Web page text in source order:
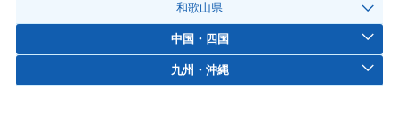
和歌山県
中国・四国
九州・沖縄